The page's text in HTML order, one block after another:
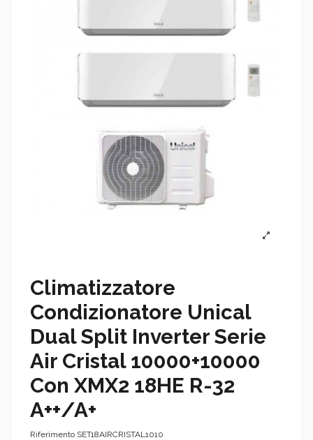
Climatizzatore
Condizionatore Unical
Dual Split Inverter Serie
Air Cristal 10000+10000
Con XMX2 18HE R-32
A++/A+
Riferimento SET18AIRCRISTAL1010